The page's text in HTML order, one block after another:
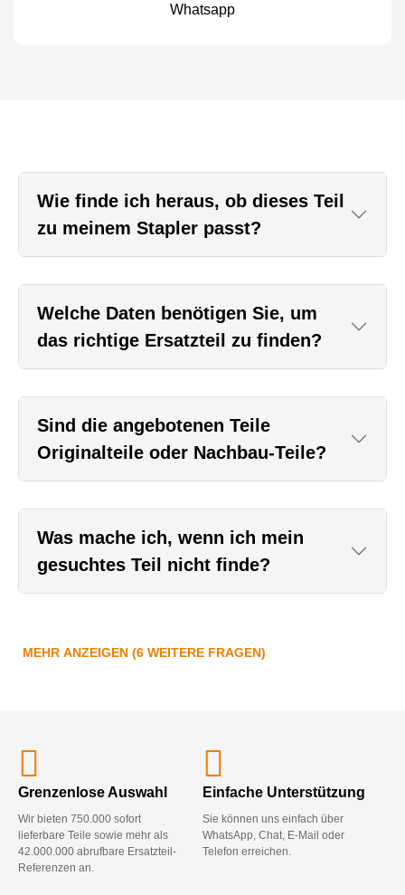
Whatsapp
Wie finde ich heraus, ob dieses Teil
zu meinem Stapler passt?
Welche Daten benötigen Sie, um
das richtige Ersatzteil zu finden?
Sind die angebotenen Teile
Originalteile oder Nachbau-Teile?
Was mache ich, wenn ich mein
gesuchtes Teil nicht finde?
MEHR ANZEIGEN (6 WEITERE FRAGEN)
Grenzenlose Auswahl
Wir bieten 750.000 sofort
lieferbare Teile sowie mehr als
42.000.000 abrufbare Ersatzteil-
Referenzen an.
Einfache Unterstützung
Sie können uns einfach über
WhatsApp, Chat, E-Mail oder
Telefon erreichen.